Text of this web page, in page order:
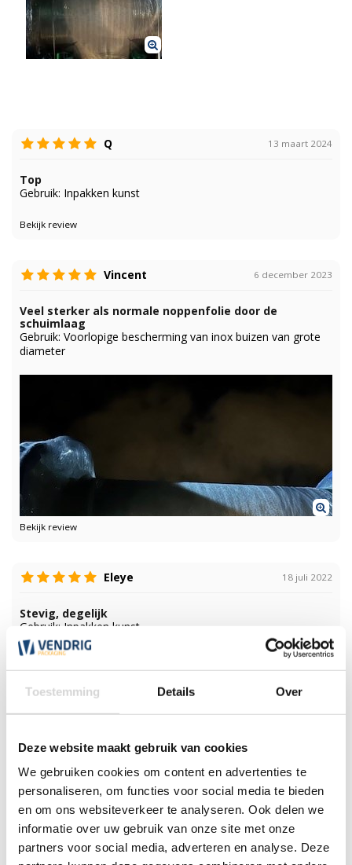
Toestemming Details Over
Deze website maakt gebruik van cookies
We gebruiken cookies om content en advertenties te
personaliseren, om functies voor social media te bieden
en om ons websiteverkeer te analyseren. Ook delen we
informatie over uw gebruik van onze site met onze
partners voor social media, adverteren en analyse. Deze
Q 13 maart 2024
Top
Gebruik: Inpakken kunst
Bekijk review
Vincent 6 december 2023
Veel sterker als normale noppenfolie door de
schuimlaag
Gebruik: Voorlopige bescherming van inox buizen van grote
diameter
Bekijk review
Eleye 18 juli 2022
Stevig, degelijk
Gebruik: Inpakken kunst
Bekijk review
Excellent
Gebruik: Excellentprotection!
Bekijk review
De